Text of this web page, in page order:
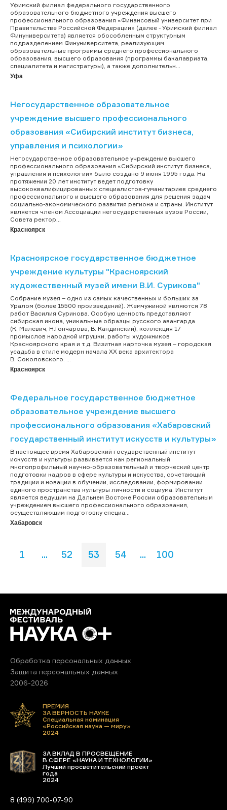
Уфимский филиал федерального государственного
образовательного бюджетного учреждения высшего
профессионального образования «Финансовый университет при
Правительстве Российской Федерации» (далее - Уфимский филиал
Финуниверситета) является обособленным структурным
подразделением Финуниверситета, реализующим
образовательные программы среднего профессионального
образования, высшего образования (программы бакалавриата,
специалитета и магистратуры), а также дополнительн...
Уфа
Негосударственное образовательное
учреждение высшего профессионального
образования «Сибирский институт бизнеса,
управления и психологии»
Негосударственное образовательное учреждение высшего
профессионального образования «Сибирский институт бизнеса,
управления и психологии» было создано 9 июня 1995 года. На
протяжении 20 лет институт ведет подготовку
высококвалифицированных специалистов-гуманитариев среднего
профессионального и высшего образования для решения задач
социально-экономического развития региона и страны. Институт
является членом Ассоциации негосударственных вузов России,
Совета ректор...
Красноярск
Красноярское государственное бюджетное
учреждение культуры "Красноярский
художественный музей имени В.И. Сурикова"
Собрание музея – одно из самых качественных и больших за
Уралом (более 15500 произведений). Жемчужиной являются 78
работ Василия Сурикова. Особую ценность представляют
сибирская икона, уникальные образцы русского авангарда
(К. Малевич, Н.Гончарова, В. Кандинский), коллекция 17
промыслов народной игрушки, работы художников
Красноярского края и т.д. Визитная карточка музея – городская
усадьба в стиле модерн начала ХХ века архитектора
В. Соколовского. ...
Красноярск
Федеральное государственное бюджетное
образовательное учреждение высшего
профессионального образования «Хабаровский
государственный институт искусств и культуры»
В настоящее время Хабаровский государственный институт
искусств и культуры развивается как региональный
многопрофильный научно-образовательный и творческий центр
подготовки кадров в сфере культуры и искусства, сочетающий
традиции и новации в обучении, исследовании, формировании
единого пространства культуры личности и социума. Институт
является ведущим на Дальнем Востоке России образовательным
учреждением высшего профессионального образования,
осуществляющим подготовку специа...
Хабаровск
1 ... 52 53 54 ... 100
Обработка персональных данных
Защита персональных данных
2006-2026
ПРЕМИЯ
ЗА ВЕРНОСТЬ НАУКЕ
Специальная номинация
«Российская наука — миру»
2024
ЗА ВКЛАД В ПРОСВЕЩЕНИЕ
В СФЕРЕ «НАУКА И ТЕХНОЛОГИИ»
Лучший просветительский проект
года
2024
8 (499) 700-07-90